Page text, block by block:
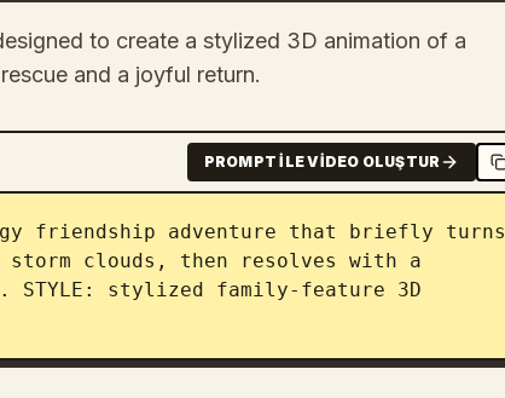
to create a stylized 3D animation of a
and a joyful return.
PROMPT ILE VIDEO OLUŞTUR
friendship adventure that briefly turns
clouds, then resolves with a
stylized family-feature 3D